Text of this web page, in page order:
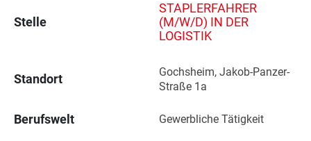
Stelle
STAPLERFAHRER
(M/W/D) IN DER
LOGISTIK
Standort
Gochsheim, Jakob-Panzer-
Straße 1a
Berufswelt Gewerbliche Tätigkeit